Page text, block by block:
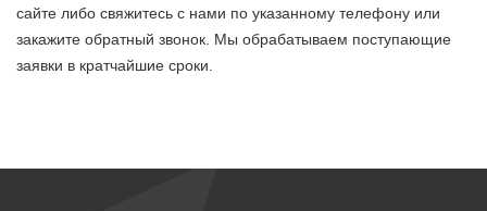
сайте либо свяжитесь с нами по указанному телефону или
закажите обратный звонок. Мы обрабатываем поступающие
заявки в кратчайшие сроки.